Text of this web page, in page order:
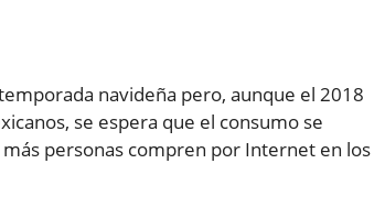
navideña pero, aunque el 2018
se espera que el consumo se
personas compren por Internet en los